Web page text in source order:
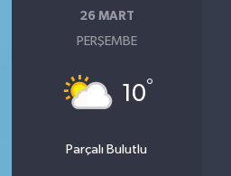
26 MART
PERŞEMBE
10°
Parçalı Bulutlu